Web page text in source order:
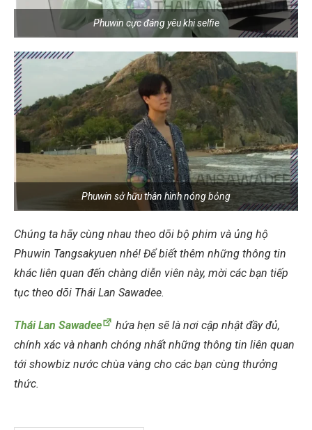
Phuwin cực đáng yêu khi selfie
Phuwin sở hữu thân hình nóng bỏng
Chúng ta hãy cùng nhau theo dõi bộ phim và ủng hộ
Phuwin Tangsakyuen nhé! Để biết thêm những thông tin
khác liên quan đến chàng diễn viên này, mời các bạn tiếp
tục theo dõi Thái Lan Sawadee.
Thái Lan Sawadee
hứa hẹn sẽ là nơi cập nhật đầy đủ,
chính xác và nhanh chóng nhất những thông tin liên quan
tới showbiz nước chùa vàng cho các bạn cùng thưởng
thức.